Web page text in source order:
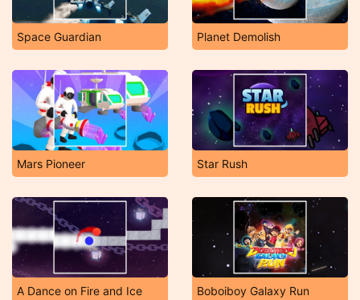
Space Guardian Planet Demolish
Mars Pioneer Star Rush
A Dance on Fire and Ice Boboiboy Galaxy Run